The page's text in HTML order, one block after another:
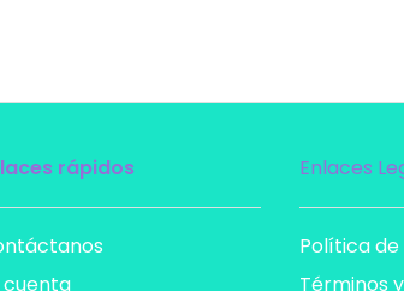
rápidos
cuenta
Enlaces
Política
Términos